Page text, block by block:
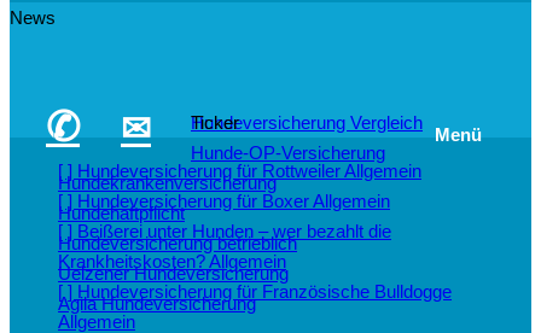
✆ ✉ Menü
Hundeversicherung Vergleich
Hunde-OP-Versicherung
Hundekrankenversicherung
Hundehaftpflicht
Hundeversicherung betrieblich
Uelzener Hundeversicherung
Agila Hundeversicherung
News
Ticker
[ ] Hundeversicherung für RottweilerAllgemein
[ ] Hundeversicherung für BoxerAllgemein
[ ] Beißerei unter Hunden – wer bezahlt die
Krankheitskosten?Allgemein
[ ] Hundeversicherung für Französische Bulldogge
Allgemein